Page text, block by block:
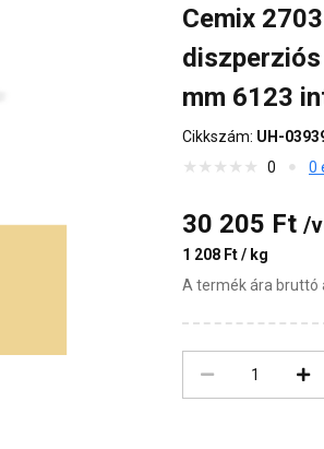
Cemix
mm 6123
Cikkszám: UH-
0
0
30 205 Ft /
1 208 Ft / kg
A termék ára bruttó